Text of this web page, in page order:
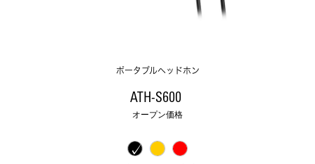
ポータブルヘッドホン
ATH-S600
オープン価格